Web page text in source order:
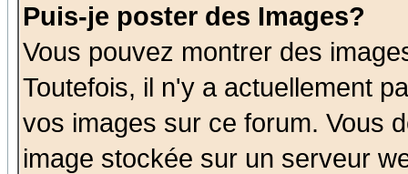
Puis-je poster des Images?
Vous pouvez montrer des
Toutefois, il n'y a actuellement
vos images sur ce forum. Vous
image stockée sur un serveur